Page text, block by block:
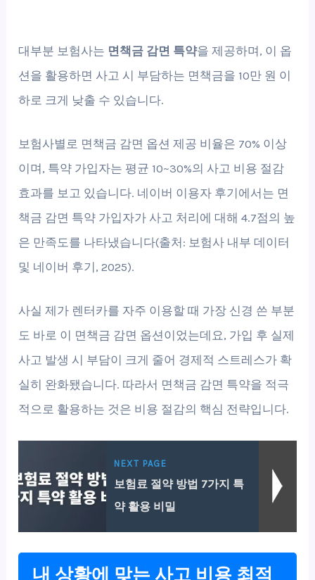
대부분 보험사는 면책금 감면 특약을 제공하며, 이 옵
션을 활용하면 사고 시 부담하는 면책금을 10만 원 이
하로 크게 낮출 수 있습니다.
보험사별로 면책금 감면 옵션 제공 비율은 70% 이상
이며, 특약 가입자는 평균 10~30%의 사고 비용 절감
효과를 보고 있습니다. 네이버 이용자 후기에서는 면
책금 감면 특약 가입자가 사고 처리에 대해 4.7점의 높
은 만족도를 나타냈습니다(출처: 보험사 내부 데이터
및 네이버 후기, 2025).
사실 제가 렌터카를 자주 이용할 때 가장 신경 쓴 부분
도 바로 이 면책금 감면 옵션이었는데요, 가입 후 실제
사고 발생 시 부담이 크게 줄어 경제적 스트레스가 확
실히 완화됐습니다. 따라서 면책금 감면 특약을 적극
적으로 활용하는 것은 비용 절감의 핵심 전략입니다.
NEXT PAGE
보험료 절약 방법 7가지 특
약 활용 비밀
내 상황에 맞는 사고 비용 최적